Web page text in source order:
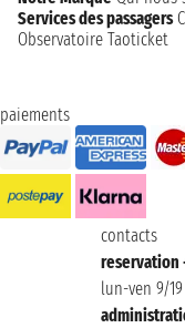
Services des passagers
Observatoire Taoticket
paiements
contacts
reservation
lun-ven 9/